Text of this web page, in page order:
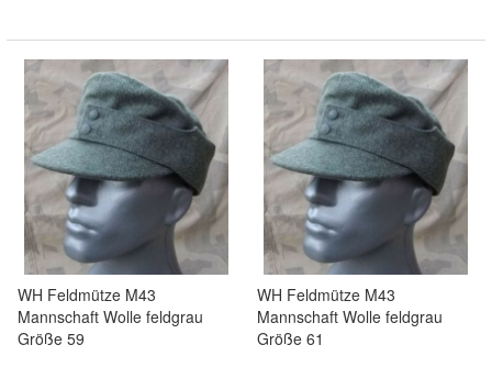
WH Feldmütze M43
Mannschaft Wolle feldgrau
Größe 59
WH Feldmütze M43
Mannschaft Wolle feldgrau
Größe 61